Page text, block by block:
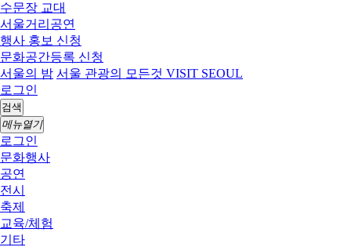
수문장 교대
서울거리공연
행사 홍보 신청
문화공간등록 신청
서울의 밤 서울 관광의 모든것 VISIT SEOUL
로그인
검색
메뉴열기
로그인
문화행사
공연
전시
축제
교육/체험
기타